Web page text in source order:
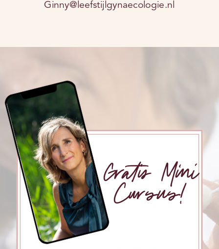
Ginny@leefstijlgynaecologie.nl
Gratis Mini
Cursus!